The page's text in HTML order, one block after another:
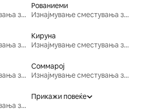
Изнајмување сместувања за одмор
Рованиеми
Изнајмување сместувања за одмор
Изнајмување сместувања за одмор
Кируна
Изнајмување сместувања за одмор
Изнајмување сместувања за одмор
Соммарој
Изнајмување сместувања за одмор
Изнајмување сместувања за одмор
Прикажи повеќе